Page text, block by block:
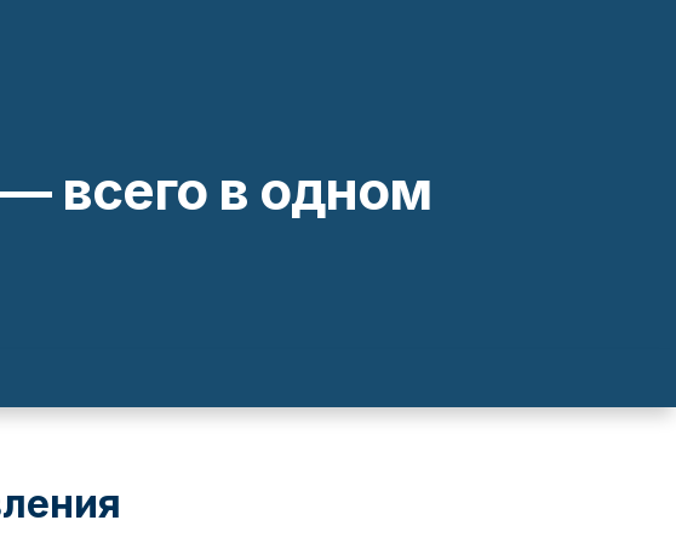
всего в одном